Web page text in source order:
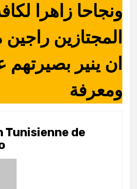
ونجاحا زاهرا
المجتازين راجين
ان ينير بصيرتهم
ومعرفة
Tunisienne de